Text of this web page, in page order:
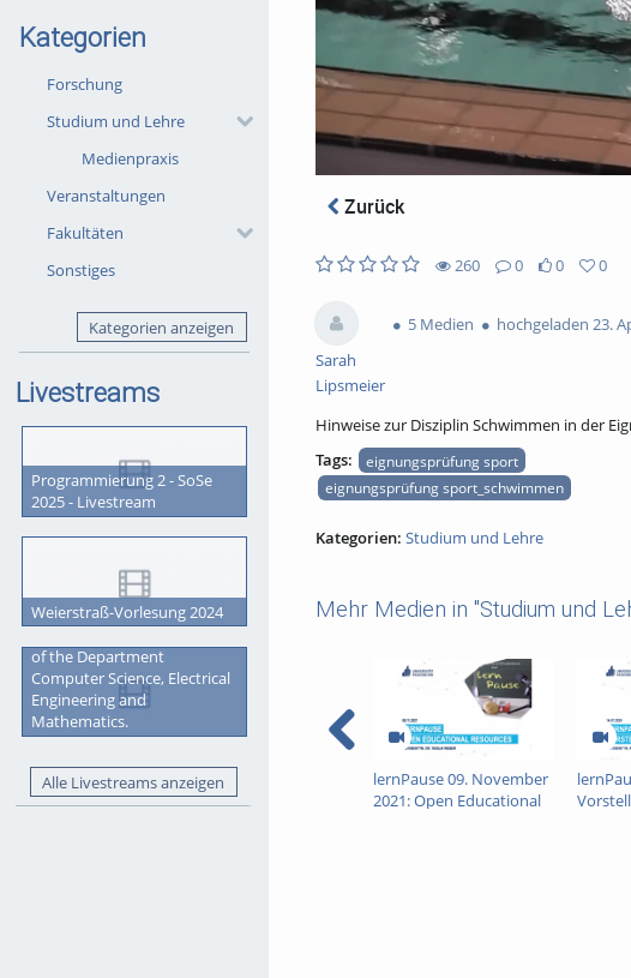
Kategorien
Forschung
Studium und Lehre
Medienpraxis
Veranstaltungen
Fakultäten
Sonstiges
Kategorien anzeigen
Livestreams
Programmierung 2 - SoSe
2025 - Livestream
Weierstraß-Vorlesung 2024
of the Department
Computer Science, Electrical
Engineering and
Mathematics.
Alle Livestreams anzeigen
Zurück
260
views
0
Kommentare
0
likes
0
favorites
Sarah
Lipsmeier
5 Medien hochgeladen 23.
Hinweise zur Disziplin Schwimmen in der
Tags:
eignungsprüfung sport
eignungsprüfung sport_schwimmen
Kategorien: Studium und Lehre
Mehr Medien in "Studium und
lernPause 09. November
2021: Open Educational